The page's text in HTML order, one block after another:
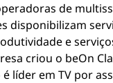
de
disponibilizam
e
criou o beOn
líder em TV por